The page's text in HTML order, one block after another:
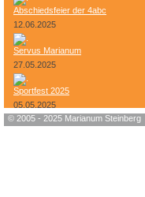
Abschiedsfeier der 4abc
12.06.2025
Servus Marianum
27.05.2025
Sportfest 2025
05.05.2025
© 2005 - 2025 Marianum Steinberg